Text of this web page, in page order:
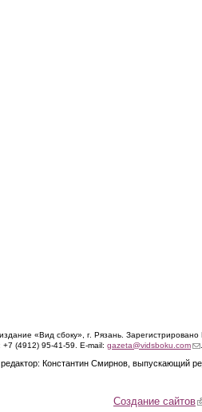
«Вид сбоку», г. Рязань.
(4912) 95-41-59. E-mail: gazeta@vidsboku.com
Константин Смирнов, выпускающий
Создание сайтов